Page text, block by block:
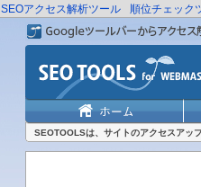
SEOアクセス解析ツール 順位チェック
SEOTOOLSは、サイトのアクセスアッ